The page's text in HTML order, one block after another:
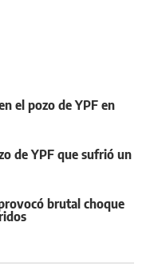
el pozo de YPF en
de YPF que sufrió un
brutal choque